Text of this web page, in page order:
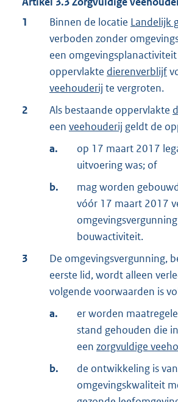
1
Binnen de locatie Landelijk
verboden zonder
een
oppervlakte dierenverblijf
veehouderij te vergroten.
2
Als bestaande oppervlakte
een veehouderij geldt de
a.
op 17 maart 2017
uitvoering was; of
b.
mag worden
vóór 17 maart 2017
bouwactiviteit.
3
De omgevingsvergunning,
eerste lid, wordt alleen
volgende voorwaarden is
a.
er worden
stand gehouden die
een zorgvuldige
b.
de ontwikkeling is
omgevingskwaliteit